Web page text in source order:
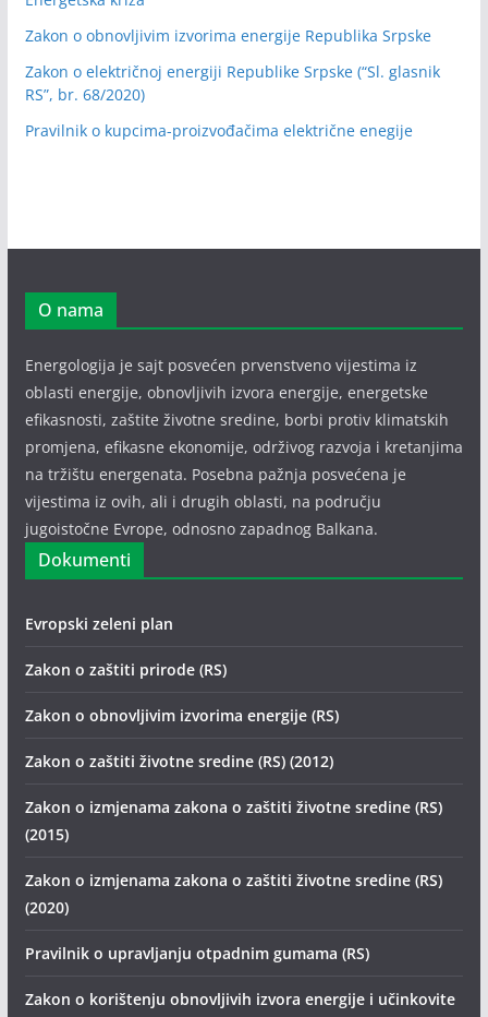
Zakon o obnovljivim izvorima energije Republika Srpske
Zakon o električnoj energiji Republike Srpske (“Sl. glasnik
RS”, br. 68/2020)
Pravilnik o kupcima-proizvođačima električne enegije
O nama
Energologija je sajt posvećen prvenstveno vijestima iz
oblasti energije, obnovljivih izvora energije, energetske
efikasnosti, zaštite životne sredine, borbi protiv klimatskih
promjena, efikasne ekonomije, održivog razvoja i kretanjima
na tržištu energenata. Posebna pažnja posvećena je
vijestima iz ovih, ali i drugih oblasti, na području
jugoistočne Evrope, odnosno zapadnog Balkana.
Dokumenti
Evropski zeleni plan
Zakon o zaštiti prirode (RS)
Zakon o obnovljivim izvorima energije (RS)
Zakon o zaštiti životne sredine (RS) (2012)
Zakon o izmjenama zakona o zaštiti životne sredine (RS)
(2015)
Zakon o izmjenama zakona o zaštiti životne sredine (RS)
(2020)
Pravilnik o upravljanju otpadnim gumama (RS)
Zakon o korištenju obnovljivih izvora energije i učinkovite